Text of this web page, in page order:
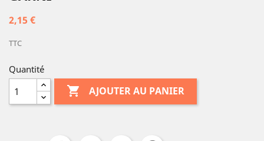
2,15 €
TTC
Quantité
 AJOUTER AU PANIER